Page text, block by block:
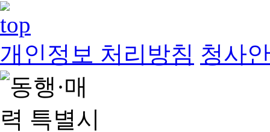
개인정보 처리방침 청사